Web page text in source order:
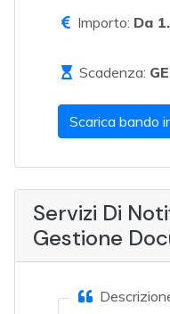
Importo: Da
Scadenza:
Scarica bando
Servizi Di
Gestione